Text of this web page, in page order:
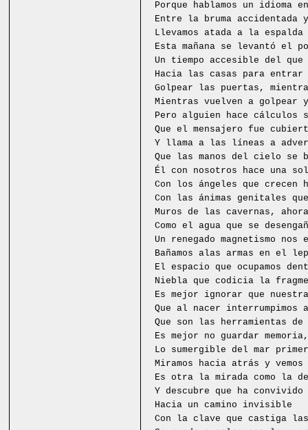
Porque hablamos un idioma
Entre la bruma accidentada
Llevamos atada a la
Esta mañana se levantó el
Un tiempo accesible del
Hacia las casas para
Golpear las puertas,
Mientras vuelven a golpear
Pero alguien hace cálculos
Que el mensajero fue
Y llama a las líneas a
Que las manos del cielo se
Él con nosotros hace una
Con los ángeles que
Con las ánimas genitales
Muros de las cavernas,
Como el agua que se
Un renegado magnetismo nos
Bañamos alas armas en el
El espacio que ocupamos
Niebla que codicia la
Es mejor ignorar que
Que al nacer interrumpimos
Que son las herramientas de
Es mejor no guardar
Lo sumergible del mar
Miramos hacia atrás y
Es otra la mirada como la
Y descubre que ha
Hacia un camino invisible
Con la clave que castiga